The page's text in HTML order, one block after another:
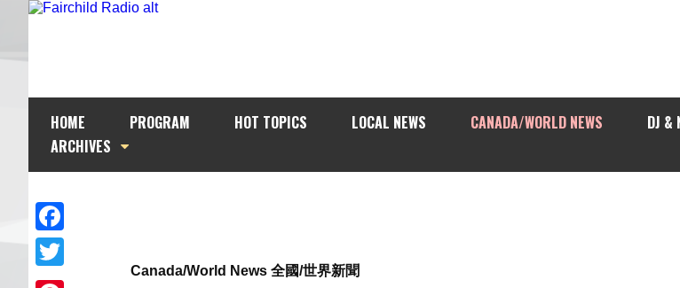
HOME PROGRAM HOT TOPICS LOCAL NEWS CANADA/WORLD NEWS DJ &
ARCHIVES
Facebook
Twitter
Canada/World News 全國/世界新聞